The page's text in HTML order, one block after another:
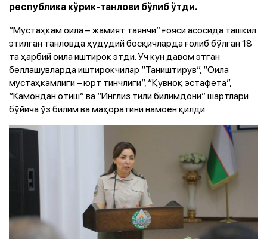
республика кўрик-танлови бўлиб ўтди.
“Мустаҳкам оила – жамият таянчи” ғояси асосида ташкил
этилган танловда ҳудудий босқичларда ғолиб бўлган 18
та ҳарбий оила иштирок этди. Уч кун давом этган
беллашувларда иштирокчилар “Таништирув”, “Оила
мустаҳкамлиги – юрт тинчлиги”, “Қувноқ эстафета”,
“Камондан отиш” ва “Инглиз тили билимдони” шартлари
бўйича ўз билим ва маҳоратини намоён қилди.